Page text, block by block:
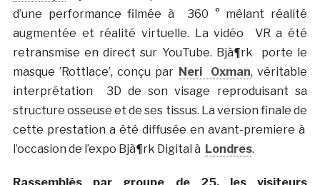
d’une performance filmée à 360 ° mêlant réalité
augmentée et réalité virtuelle. La vidéo VR a été
retransmise en direct sur YouTube. Bjà¶rk porte le
masque ’Rottlace’, conçu par Neri Oxman, véritable
interprétation 3D de son visage reproduisant sa
structure osseuse et de ses tissus. La version finale de
cette prestation a été diffusée en avant-premiere à
l’occasion de l’expo Bjà¶rk Digital à Londres.